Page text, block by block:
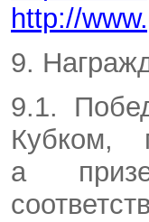
http://
9.
9.1.
Кубком,
а